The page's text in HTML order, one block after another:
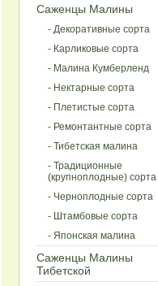
Cаженцы Малины
- Декоративные сорта
- Карликовые сорта
- Малина Кумберленд
- Нектарные сорта
- Плетистые сорта
- Ремонтантные сорта
- Тибетская малина
- Традиционные
(крупноплодные) сорта
- Черноплодные сорта
- Штамбовые сорта
- Японская малина
Саженцы Малины
Тибетской